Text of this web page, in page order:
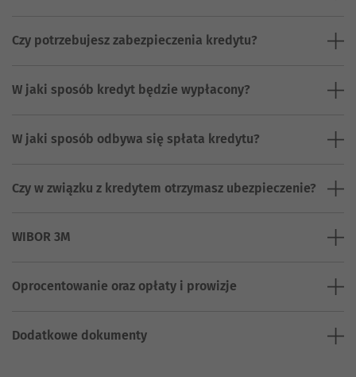
Czy potrzebujesz zabezpieczenia kredytu?
W jaki sposób kredyt będzie wypłacony?
W jaki sposób odbywa się spłata kredytu?
Czy w związku z kredytem otrzymasz ubezpieczenie?
WIBOR 3M
Oprocentowanie oraz opłaty i prowizje
Dodatkowe dokumenty